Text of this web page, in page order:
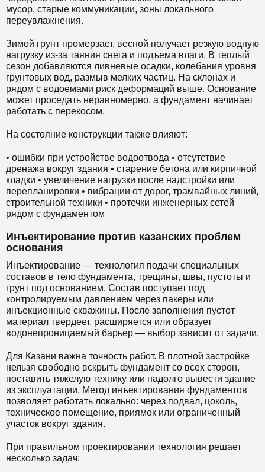
мусор, старые коммуникации, зоны локального
переувлажнения.
Зимой грунт промерзает, весной получает резкую водную
нагрузку из-за таяния снега и подъема влаги. В теплый
сезон добавляются ливневые осадки, колебания уровня
грунтовых вод, размыв мелких частиц. На склонах и
рядом с водоемами риск деформаций выше. Основание
может проседать неравномерно, а фундамент начинает
работать с перекосом.
На состояние конструкции также влияют:
• ошибки при устройстве водоотвода • отсутствие
дренажа вокруг здания • старение бетона или кирпичной
кладки • увеличение нагрузки после надстройки или
перепланировки • вибрации от дорог, трамвайных линий,
строительной техники • протечки инженерных сетей
рядом с фундаментом
Инъектирование против казанских проблем
основания
Инъектирование — технология подачи специальных
составов в тело фундамента, трещины, швы, пустоты и
грунт под основанием. Состав поступает под
контролируемым давлением через пакеры или
инъекционные скважины. После заполнения пустот
материал твердеет, расширяется или образует
водонепроницаемый барьер — выбор зависит от задачи.
Для Казани важна точность работ. В плотной застройке
нельзя свободно вскрыть фундамент со всех сторон,
поставить тяжелую технику или надолго вывести здание
из эксплуатации. Метод инъектирования фундаментов
позволяет работать локально: через подвал, цоколь,
техническое помещение, приямок или ограниченный
участок вокруг здания.
При правильном проектировании технология решает
несколько задач: